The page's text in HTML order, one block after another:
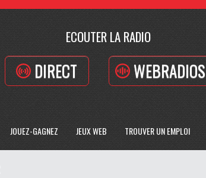
ECOUTER LA RADIO
DIRECT WEBRADIOS
JOUEZ-GAGNEZ JEUX WEB TROUVER UN EMPLOI